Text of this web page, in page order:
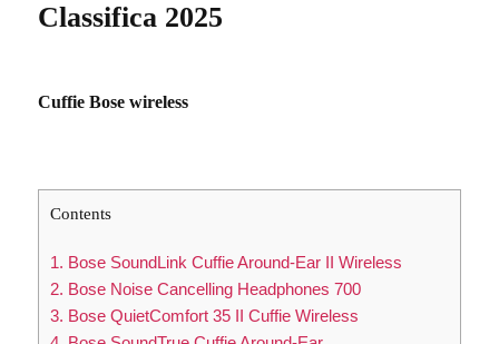
Classifica 2025
Cuffie Bose wireless
Contents
1. Bose SoundLink Cuffie Around-Ear II Wireless
2. Bose Noise Cancelling Headphones 700
3. Bose QuietComfort 35 II Cuffie Wireless